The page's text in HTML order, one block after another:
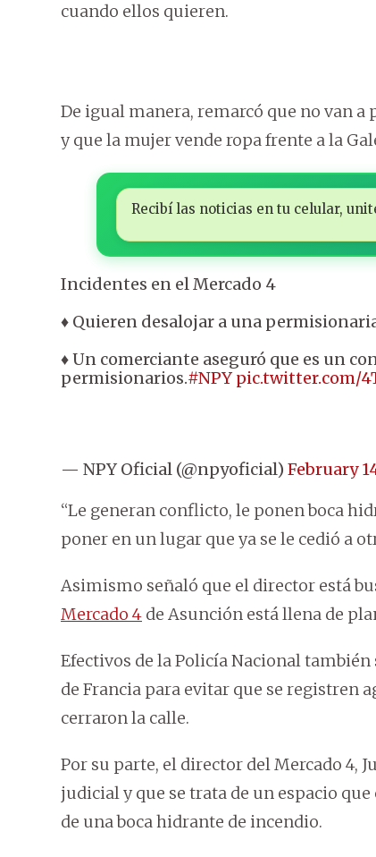
cuando ellos quieren.
De igual manera, remarcó que no van
y que la mujer vende ropa frente a la
Recibí las noticias en tu celular,
Incidentes en el Mercado 4
♦ Quieren desalojar a una
♦ Un comerciante aseguró que es un
permisionarios.#NPY pic.twitter.com/
— NPY Oficial (@npyoficial) February
“Le generan conflicto, le ponen boca
poner en un lugar que ya se le cedió a
Asimismo señaló que el director está
Mercado 4 de Asunción está llena de
Efectivos de la Policía Nacional
de Francia para evitar que se registren
cerraron la calle.
Por su parte, el director del Mercado 4,
judicial y que se trata de un espacio
de una boca hidrante de incendio.